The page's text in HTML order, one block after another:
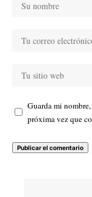
Guarda mi
próxima vez que